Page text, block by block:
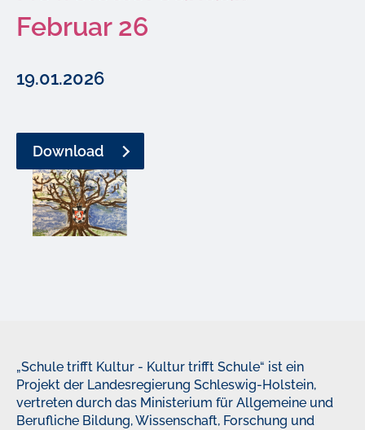
Februar 26
19.01.2026
Download
„Schule trifft Kultur - Kultur trifft Schule“ ist ein
Projekt der Landesregierung Schleswig-Holstein,
vertreten durch das Ministerium für Allgemeine und
Berufliche Bildung, Wissenschaft, Forschung und